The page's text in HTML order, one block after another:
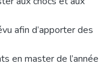
afin d’apporter des
en master de l’année